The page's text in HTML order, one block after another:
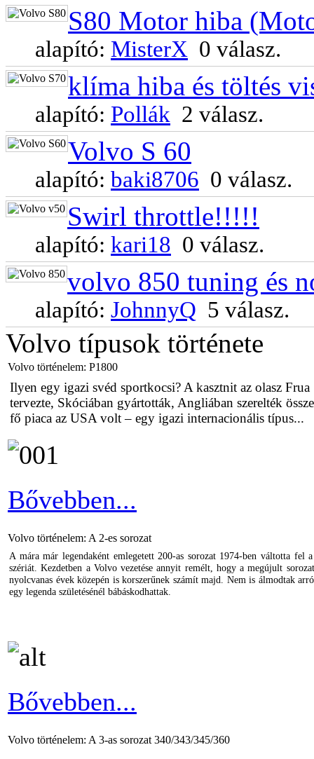
S80 Motor hiba
alapító: MisterX 0 válasz.
klíma hiba és töltés
alapító: Pollák 2 válasz.
Volvo S 60
alapító: baki8706 0 válasz.
Swirl throttle!!!!!
alapító: kari18 0 válasz.
volvo 850 tuning és
alapító: JohnnyQ 5 válasz.
Volvo típusok története
Volvo történelem: P1800
Ilyen egy igazi svéd sportkocsi? A kasztnit az olasz Frua
tervezte, Skóciában gyártották, Angliában szerelték
fő piaca az USA volt – egy igazi internacionális típus...
Bővebben...
Volvo történelem: A 2-es sorozat
A mára már legendaként emlegetett 200-as sorozat 1974-ben váltotta fel
szériát. Kezdetben a Volvo vezetése annyit remélt, hogy a megújult
nyolcvanas évek közepén is korszerűnek számít majd. Nem is álmodtak
egy legenda születésénél bábáskodhattak.
Bővebben...
Volvo történelem: A 3-as sorozat 340/343/345/360